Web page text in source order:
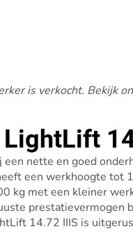
is verkocht. Bekijk
LightLift
nette en goed
een werkhoogte tot
kg met een kleiner
prestatievermogen
14.72 IIIS is